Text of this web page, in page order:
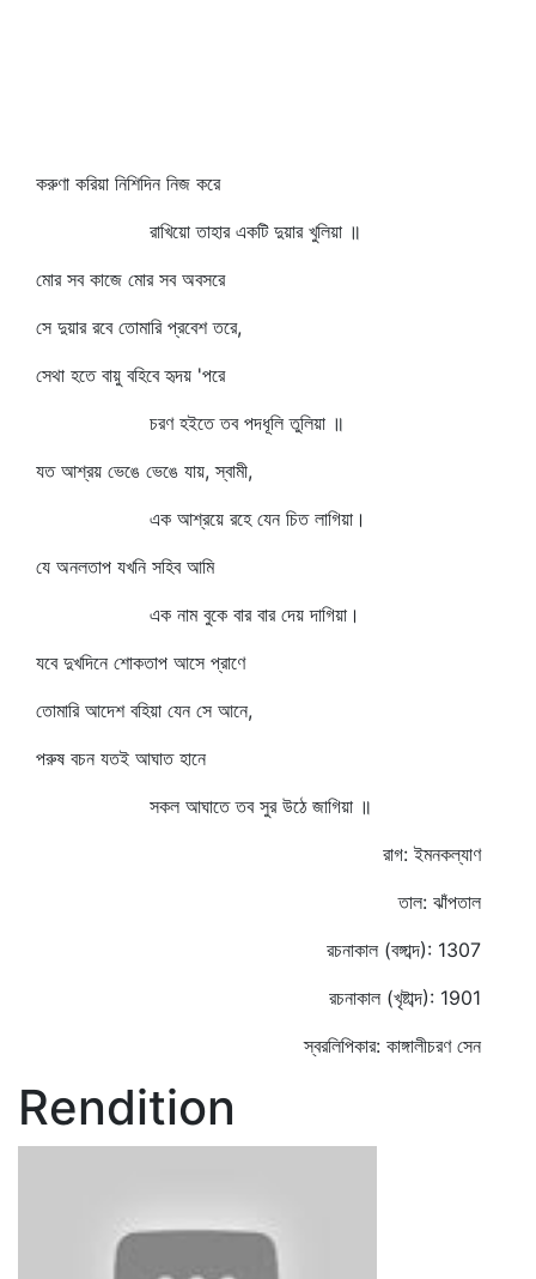
করুণা করিয়া নিশিদিন নিজ করে
রাখিয়ো তাহার একটি দুয়ার খুলিয়া ॥
মোর সব কাজে মোর সব অবসরে
সে দুয়ার রবে তোমারি প্রবেশ তরে,
সেথা হতে বায়ু বহিবে হৃদয় 'পরে
চরণ হইতে তব পদধূলি তুলিয়া ॥
যত আশ্রয় ভেঙে ভেঙে যায়, স্বামী,
এক আশ্রয়ে রহে যেন চিত লাগিয়া।
যে অনলতাপ যখনি সহিব আমি
এক নাম বুকে বার বার দেয় দাগিয়া।
যবে দুখদিনে শোকতাপ আসে প্রাণে
তোমারি আদেশ বহিয়া যেন সে আনে,
পরুষ বচন যতই আঘাত হানে
সকল আঘাতে তব সুর উঠে জাগিয়া ॥
রাগ: ইমনকল্যাণ
তাল: ঝাঁপতাল
রচনাকাল (বঙ্গাব্দ): 1307
রচনাকাল (খৃষ্টাব্দ): 1901
স্বরলিপিকার: কাঙ্গালীচরণ সেন
Rendition